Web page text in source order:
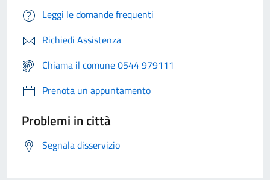
Leggi le domande frequenti
Richiedi Assistenza
Chiama il comune 0544 979111
Prenota un appuntamento
Problemi in città
Segnala disservizio